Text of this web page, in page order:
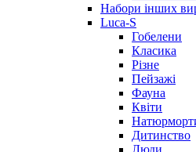
Набори інших
Luca-S
Гобелени
Класика
Різне
Пейзажі
Фауна
Квіти
Дитинство
Люди